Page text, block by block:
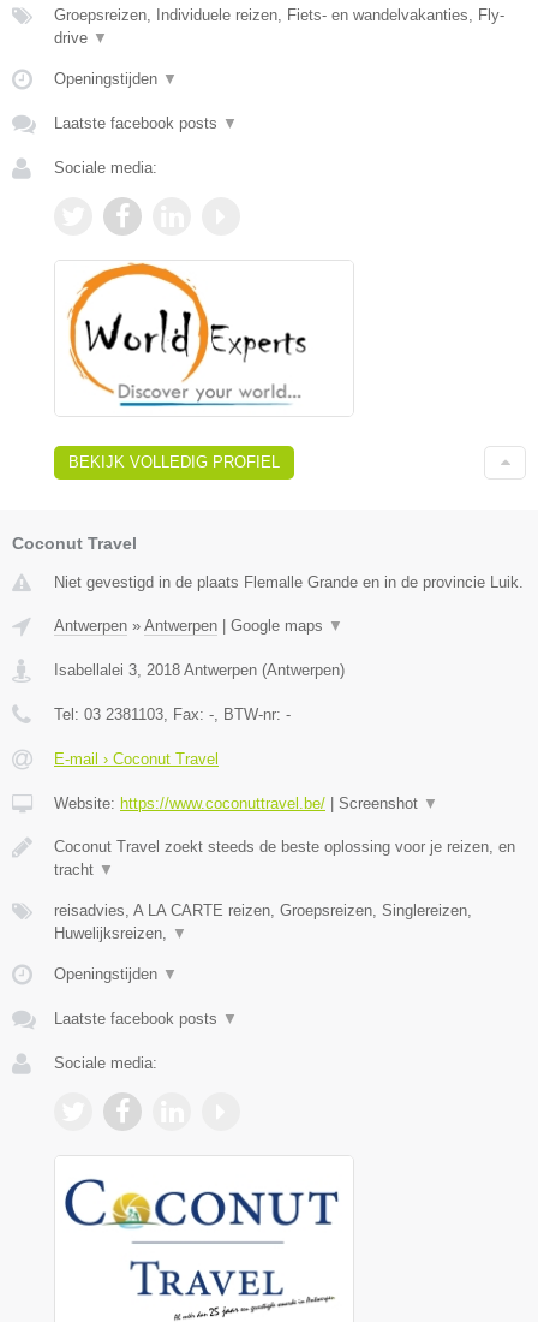
Groepsreizen, Individuele reizen, Fiets- en wandelvakanties, Fly-
drive ▼
Openingstijden ▼
Laatste facebook posts ▼
Sociale media:
BEKIJK VOLLEDIG PROFIEL
Coconut Travel
Niet gevestigd in de plaats Flemalle Grande en in de provincie Luik.
Antwerpen » Antwerpen Google maps ▼
Isabellalei 3 2018 Antwerpen (Antwerpen)
Tel: 03 2381103 , Fax: - , BTW-nr: -
E-mail › Coconut Travel
Website: https://www.coconuttravel.be/ Screenshot ▼
Coconut Travel zoekt steeds de beste oplossing voor je reizen, en
tracht ▼
reisadvies, A LA CARTE reizen, Groepsreizen, Singlereizen,
Huwelijksreizen,
▼
Openingstijden ▼
Laatste facebook posts ▼
Sociale media: